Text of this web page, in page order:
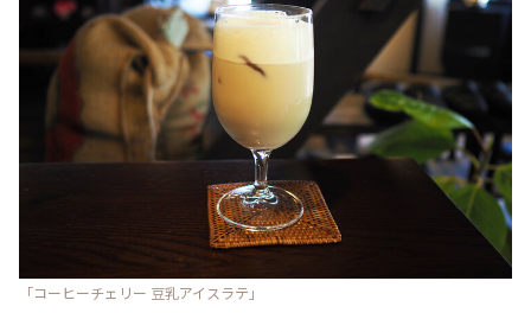
「コーヒーチェリー 豆乳アイスラテ」